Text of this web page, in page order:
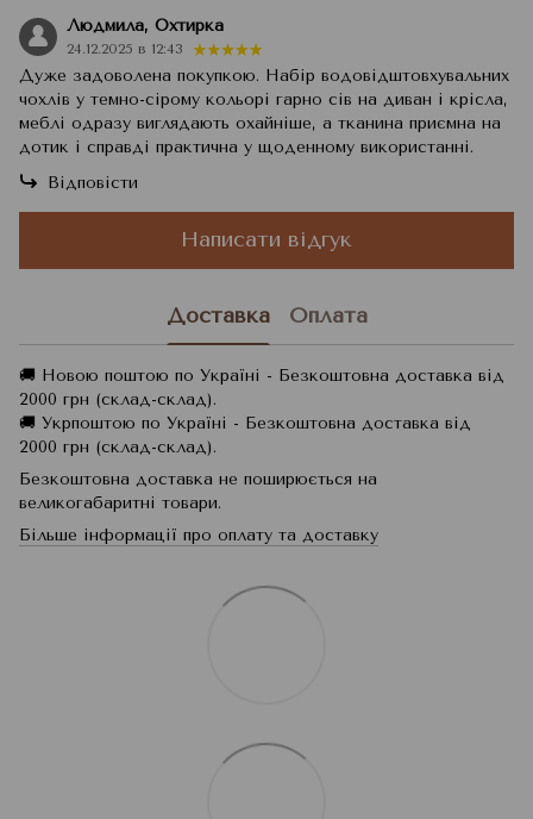
Людмила, Охтирка
24.12.2025 в 12:43
Дуже задоволена покупкою. Набір водовідштовхувальних
чохлів у темно-сірому кольорі гарно сів на диван і крісла,
меблі одразу виглядають охайніше, а тканина приємна на
дотик і справді практична у щоденному використанні.
Відповісти
Написати відгук
Доставка Оплата
🚚 Новою поштою по Україні - Безкоштовна доставка від
2000 грн (склад-склад).
🚚 Укрпоштою по Україні - Безкоштовна доставка від
2000 грн (склад-склад).
Безкоштовна доставка не поширюється на
великогабаритні товари.
Більше інформації про оплату та доставку